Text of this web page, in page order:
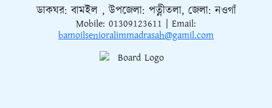
ডাকঘর: বামইল , উপজেলা: পত্নীতলা, জেলা: নওগাঁ
Mobile: 01309123611 | Email:
bamoilsenioralimmadrasah@gamil.com